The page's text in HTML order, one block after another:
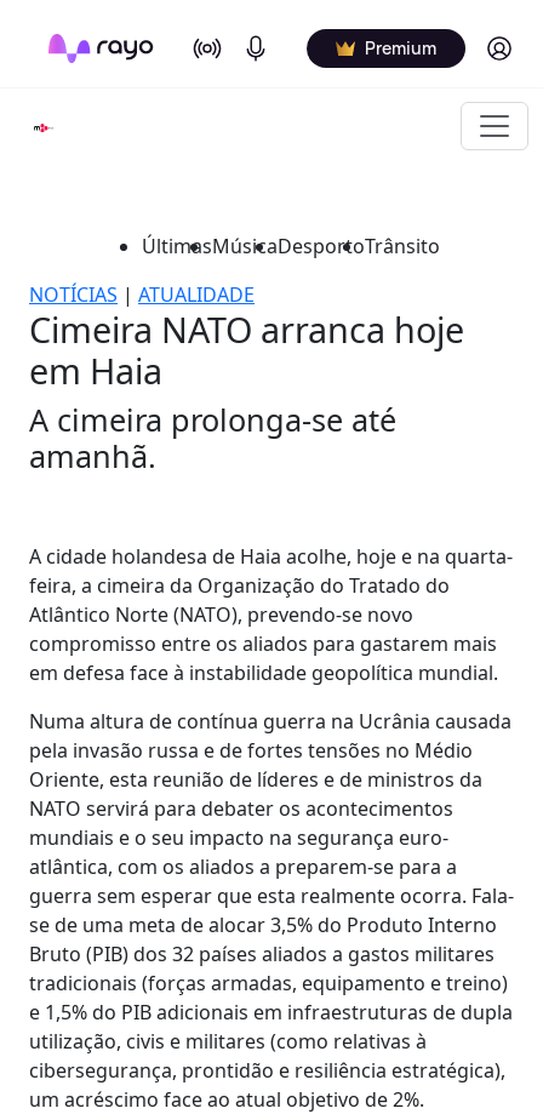
On Air Podcasts Premium Log in
ÚltimasMúsicaDesportoTrânsito
NOTÍCIAS | ATUALIDADE
Cimeira NATO arranca hoje
em Haia
A cimeira prolonga-se até
amanhã.
A cidade holandesa de Haia acolhe, hoje e na quarta-
feira, a cimeira da Organização do Tratado do
Atlântico Norte (NATO), prevendo-se novo
compromisso entre os aliados para gastarem mais
em defesa face à instabilidade geopolítica mundial.
Numa altura de contínua guerra na Ucrânia causada
pela invasão russa e de fortes tensões no Médio
Oriente, esta reunião de líderes e de ministros da
NATO servirá para debater os acontecimentos
mundiais e o seu impacto na segurança euro-
atlântica, com os aliados a preparem-se para a
guerra sem esperar que esta realmente ocorra. Fala-
se de uma meta de alocar 3,5% do Produto Interno
Bruto (PIB) dos 32 países aliados a gastos militares
tradicionais (forças armadas, equipamento e treino)
e 1,5% do PIB adicionais em infraestruturas de dupla
utilização, civis e militares (como relativas à
cibersegurança, prontidão e resiliência estratégica),
um acréscimo face ao atual objetivo de 2%.